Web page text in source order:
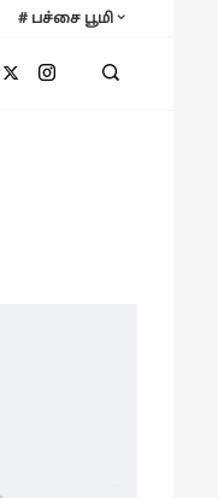
# பச்சை பூமி